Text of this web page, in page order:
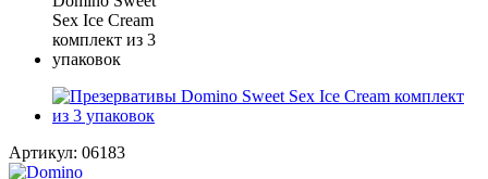
Артикул: 06183